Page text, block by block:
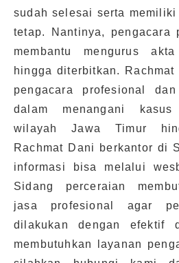
sudah selesai serta memiliki
tetap. Nantinya, pengacara
membantu mengurus
hingga diterbitkan. Rachmat
pengacara profesional dan
dalam menangani
wilayah Jawa Timur
Rachmat Dani berkantor di
informasi bisa melalui
Sidang perceraian
jasa profesional agar
dilakukan dengan efektif
membutuhkan layanan